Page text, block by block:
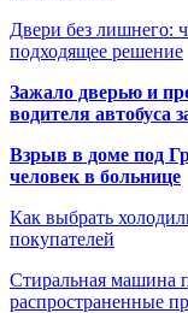
Двери без лишнего:
подходящее решение
Зажало дверью и
водителя автобуса
Взрыв в доме под
человек в больнице
Как выбрать
покупателей
Стиральная машина
распространенные